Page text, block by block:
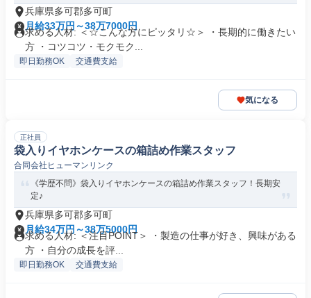
兵庫県多可郡多可町
月給33万円～38万7000円
求める人材: ＜☆こんな方にピッタリ☆＞ ・長期的に働きたい
方 ・コツコツ・モクモク...
即日勤務OK 交通費支給
気になる
正社員
袋入りイヤホンケースの箱詰め作業スタッフ
合同会社ヒューマンリンク
《学歴不問》袋入りイヤホンケースの箱詰め作業スタッフ！長期安
定♪
兵庫県多可郡多可町
月給34万円～38万5000円
求める人材: ＜注目POINT＞ ・製造の仕事が好き、興味がある
方 ・自分の成長を評...
即日勤務OK 交通費支給